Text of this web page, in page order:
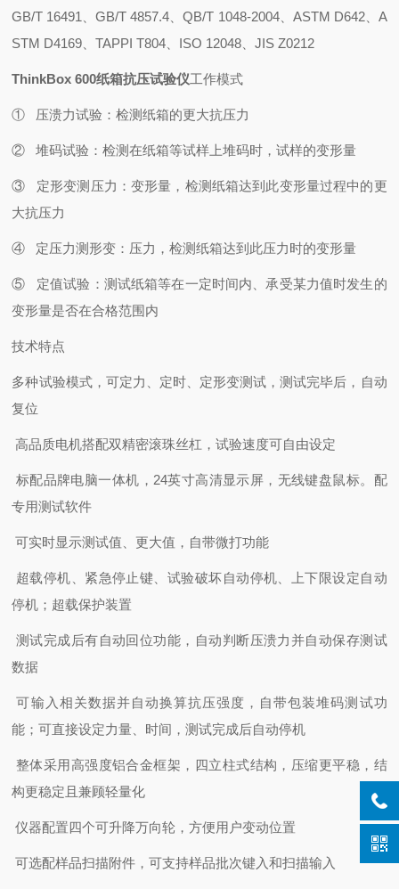
GB/T 16491、GB/T 4857.4、QB/T 1048-2004、ASTM D642、A
STM D4169、TAPPI T804、ISO 12048、JIS Z0212
ThinkBox 600纸箱抗压试验仪工作模式
① 压溃力试验：检测纸箱的更大抗压力
② 堆码试验：检测在纸箱等试样上堆码时，试样的变形量
③ 定形变测压力：变形量，检测纸箱达到此变形量过程中的更
大抗压力
④ 定压力测形变：压力，检测纸箱达到此压力时的变形量
⑤ 定值试验：测试纸箱等在一定时间内、承受某力值时发生的
变形量是否在合格范围内
技术特点
多种试验模式，可定力、定时、定形变测试，测试完毕后，自动
复位
高品质电机搭配双精密滚珠丝杠，试验速度可自由设定
标配品牌电脑一体机，24英寸高清显示屏，无线键盘鼠标。配
专用测试软件
可实时显示测试值、更大值，自带微打功能
超载停机、紧急停止键、试验破坏自动停机、上下限设定自动
停机；超载保护装置
测试完成后有自动回位功能，自动判断压溃力并自动保存测试
数据
可输入相关数据并自动换算抗压强度，自带包装堆码测试功
能；可直接设定力量、时间，测试完成后自动停机
整体采用高强度铝合金框架，四立柱式结构，压缩更平稳，结
构更稳定且兼顾轻量化
仪器配置四个可升降万向轮，方便用户变动位置
可选配样品扫描附件，可支持样品批次键入和扫描输入